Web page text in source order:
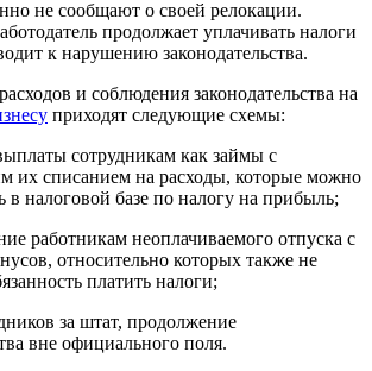
не сообщают о своей релокации.
продолжает уплачивать налоги
к нарушению законодательства.
и соблюдения законодательства на
приходят следующие схемы:
сотрудникам как займы с
их списанием на расходы, которые можно
в налоговой базе по налогу на прибыль;
работникам неоплачиваемого отпуска с
относительно которых также не
платить налоги;
за штат, продолжение
вне официального поля.